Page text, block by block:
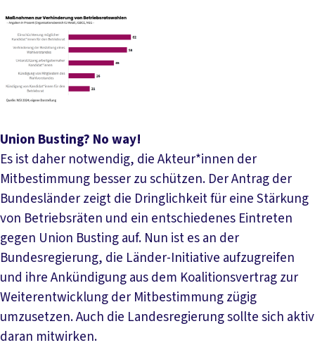
Union Busting? No way!
Es ist daher notwendig, die Akteur*innen der
Mitbestimmung besser zu schützen. Der Antrag der
Bundesländer zeigt die Dringlichkeit für eine Stärkung
von Betriebsräten und ein entschiedenes Eintreten
gegen Union Busting auf. Nun ist es an der
Bundesregierung, die Länder-Initiative aufzugreifen
und ihre Ankündigung aus dem Koalitionsvertrag zur
Weiterentwicklung der Mitbestimmung zügig
umzusetzen. Auch die Landesregierung sollte sich aktiv
daran mitwirken.